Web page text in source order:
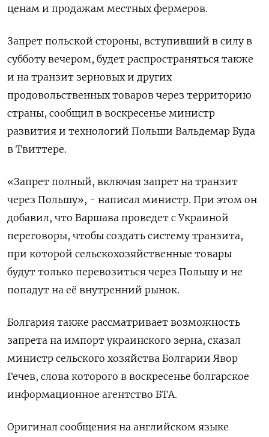
ценам и продажам местных фермеров.
Запрет польской стороны, вступивший в силу в
субботу вечером, будет распространяться также
и на транзит зерновых и других
продовольственных товаров через территорию
страны, сообщил в воскресенье министр
развития и технологий Польши Вальдемар Буда
в Твиттере.
«Запрет полный, включая запрет на транзит
через Польшу», - написал министр. При этом он
добавил, что Варшава проведет с Украиной
переговоры, чтобы создать систему транзита,
при которой сельскохозяйственные товары
будут только перевозиться через Польшу и не
попадут на её внутренний рынок.
Болгария также рассматривает возможность
запрета на импорт украинского зерна, сказал
министр сельского хозяйства Болгарии Явор
Гечев, слова которого в воскресенье болгарское
информационное агентство БТА.
Оригинал сообщения на английском языке